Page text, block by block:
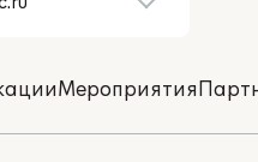
Мероприятия